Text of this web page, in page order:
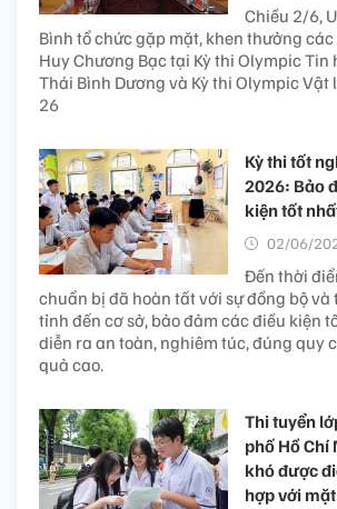
Chiều 2/6,
Bình tổ chức gặp mặt, khen thưởng
Huy Chương Bạc tại Kỳ thi Olympic Tin
Thái Bình Dương và Kỳ thi Olympic Vật
26
Kỳ thi tốt
2026: Bảo
kiện tốt
02/06/
Đến thời
chuẩn bị đã hoàn tất với sự đồng bộ và
tỉnh đến cơ sở, bảo đảm các điều kiện
diễn ra an toàn, nghiêm túc, đúng quy
quả cao.
Thi tuyển
phố Hồ
khó được
hợp với